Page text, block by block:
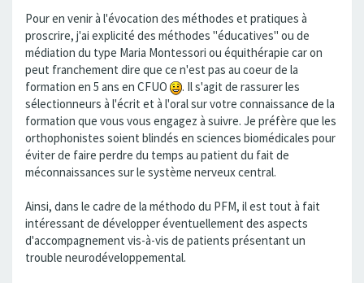
Pour en venir à l'évocation des méthodes et pratiques à
proscrire, j'ai explicité des méthodes "éducatives" ou de
médiation du type Maria Montessori ou équithérapie car on
peut franchement dire que ce n'est pas au coeur de la
formation en 5 ans en CFUO
. Il s'agit de rassurer les
sélectionneurs à l'écrit et à l'oral sur votre connaissance de la
formation que vous vous engagez à suivre. Je préfère que les
orthophonistes soient blindés en sciences biomédicales pour
éviter de faire perdre du temps au patient du fait de
méconnaissances sur le système nerveux central.
Ainsi, dans le cadre de la méthodo du PFM, il est tout à fait
intéressant de développer éventuellement des aspects
d'accompagnement vis-à-vis de patients présentant un
trouble neurodéveloppemental.